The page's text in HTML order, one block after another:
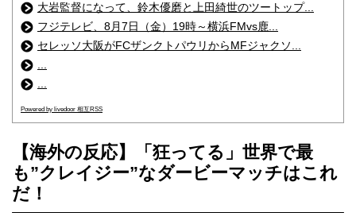
大岩監督になって、鈴木優磨と上田綺世のツートップ...
フジテレビ、8月7日（金）19時～横浜FMvs鹿...
セレッソ大阪がFCザンクトパウリからMFジャクソ...
Powered by livedoor 相互RSS
【海外の反応】「狂ってる」世界で最
も”クレイジー”なダービーマッチはこれ
だ！